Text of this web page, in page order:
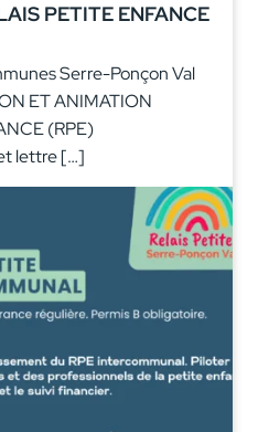
PETITE ENFANCE
Serre-Ponçon Val
ET ANIMATION
(RPE)
lettre […]